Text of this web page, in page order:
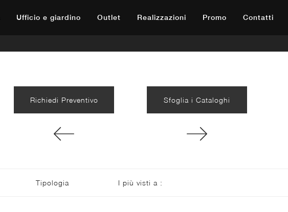
Ufficio e giardino Outlet Realizzazioni Promo Contatti
Richiedi Preventivo Sfoglia i Cataloghi
Tipologia I più visti a :